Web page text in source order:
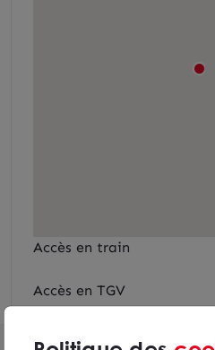
Accès en train
Accès en TGV